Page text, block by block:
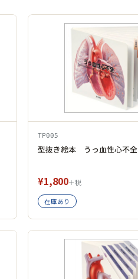
TP005
型抜き絵本 うっ血性心不全
¥1,800＋税
在庫あり